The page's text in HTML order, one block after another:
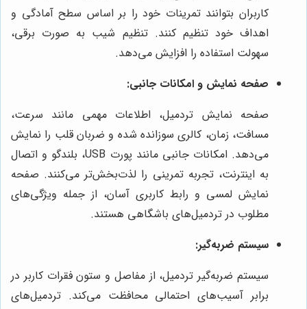
کاربران بتوانند تمرینات خود را بر اساس سطح آمادگی و
اهداف خود تنظیم کنند. تنظیم شیب به صورت برقی،
سهولت استفاده را افزایش می‌دهد.
صفحه نمایش و امکانات جانبی:
صفحه نمایش تردمیل، اطلاعات مهمی مانند سرعت،
مسافت، زمان، کالری سوزانده شده و ضربان قلب را نمایش
می‌دهد. امکانات جانبی مانند پورت USB، بلندگو و اتصال
به اینترنت، تجربه تمرینی را لذت‌بخش‌تر می‌کنند. صفحه
نمایش لمسی و رابط کاربری آسان، از جمله ویژگی‌های
مطلوب در تردمیل‌های باشگاهی هستند.
سیستم ضربه‌گیر:
سیستم ضربه‌گیر تردمیل، از مفاصل و ستون فقرات کاربر در
برابر آسیب‌های احتمالی محافظت می‌کند. تردمیل‌های